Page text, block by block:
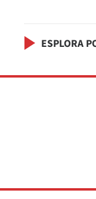
ESPLORA